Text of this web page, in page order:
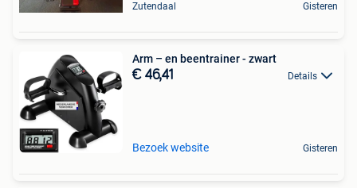
Zutendaal Gisteren
Arm – en beentrainer - zwart
€ 46,41 Details
Bezoek website Gisteren